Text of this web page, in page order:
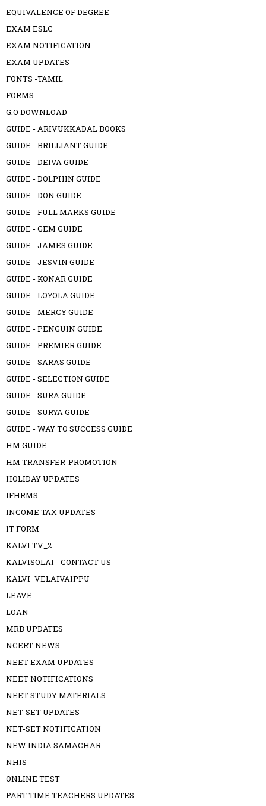
EQUIVALENCE OF DEGREE
EXAM ESLC
EXAM NOTIFICATION
EXAM UPDATES
FONTS -TAMIL
FORMS
G.O DOWNLOAD
GUIDE - ARIVUKKADAL BOOKS
GUIDE - BRILLIANT GUIDE
GUIDE - DEIVA GUIDE
GUIDE - DOLPHIN GUIDE
GUIDE - DON GUIDE
GUIDE - FULL MARKS GUIDE
GUIDE - GEM GUIDE
GUIDE - JAMES GUIDE
GUIDE - JESVIN GUIDE
GUIDE - KONAR GUIDE
GUIDE - LOYOLA GUIDE
GUIDE - MERCY GUIDE
GUIDE - PENGUIN GUIDE
GUIDE - PREMIER GUIDE
GUIDE - SARAS GUIDE
GUIDE - SELECTION GUIDE
GUIDE - SURA GUIDE
GUIDE - SURYA GUIDE
GUIDE - WAY TO SUCCESS GUIDE
HM GUIDE
HM TRANSFER-PROMOTION
HOLIDAY UPDATES
IFHRMS
INCOME TAX UPDATES
IT FORM
KALVI TV_2
KALVISOLAI - CONTACT US
KALVI_VELAIVAIPPU
LEAVE
LOAN
MRB UPDATES
NCERT NEWS
NEET EXAM UPDATES
NEET NOTIFICATIONS
NEET STUDY MATERIALS
NET-SET UPDATES
NET-SET NOTIFICATION
NEW INDIA SAMACHAR
NHIS
ONLINE TEST
PART TIME TEACHERS UPDATES